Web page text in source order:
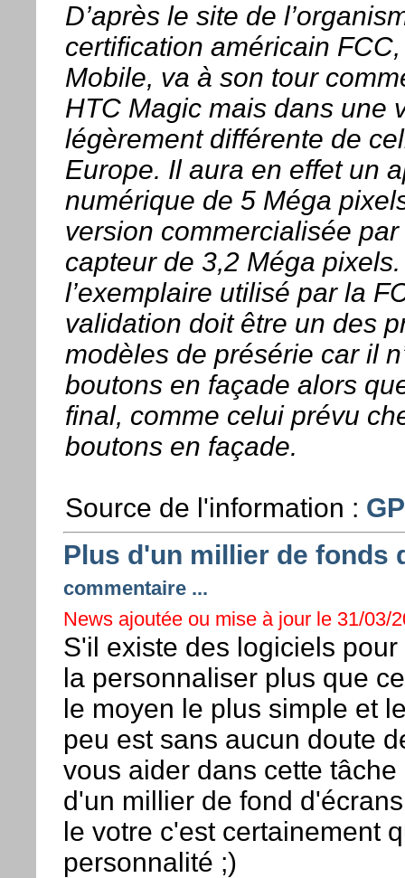
D’après le site de
certification américain FCC,
Mobile, va à son tour
HTC Magic mais dans une
légèrement différente de
Europe. Il aura en effet un
numérique de 5 Méga
version commercialisée
capteur de 3,2 Méga
l’exemplaire utilisé par la
validation doit être un des
modèles de présérie car il
boutons en façade alors
final, comme celui prévu
boutons en façade.
Source de l'information :
Plus d'un millier de fonds
commentaire ...
News ajoutée ou mise à jour le 31/03/
S'il existe des logiciels
la personnaliser plus que
le moyen le plus simple et
peu est sans aucun doute
vous aider dans cette
d'un millier de fond
le votre c'est certainement
personnalité ;)